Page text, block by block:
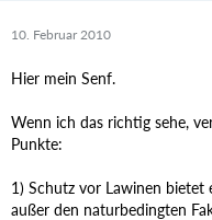
10. Februar 2010
Hier mein Senf.
Wenn ich das richtig sehe,
Punkte:
1) Schutz vor Lawinen bietet
außer den naturbedingten